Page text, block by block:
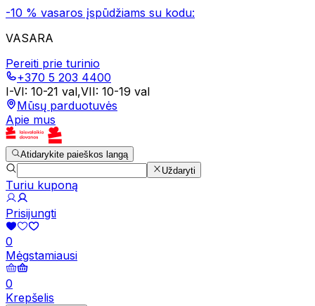
-10 % vasaros įspūdžiams su kodu:
VASARA
Pereiti prie turinio
+370 5 203 4400
I-VI: 10-21 val,VII: 10-19 val
Mūsų parduotuvės
Apie mus
Atidarykite paieškos langą
Uždaryti
Turiu kuponą
Prisijungti
0
Mėgstamiausi
0
Krepšelis